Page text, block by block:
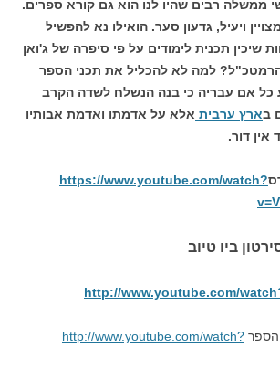
ממשלה רבים שהיו לנו הוא גם קורא ספרים.
ויעיל, גדעון סער. הואילו נא להפשיל
שיכין תכנית לימודים על פי סיפרה של ג'ואן
למה לא להכליל את תכני הספר
כל אם עבריה כי בנה הנשלח לשדה הקרב
בארץ ערבית אלא על אדמתו ואדמת אבותיו
אין דור.
https://www.youtube.com/watch?
ביו טיוב
http://www.youtube.com/
הספר http://www.youtube.com/watch?